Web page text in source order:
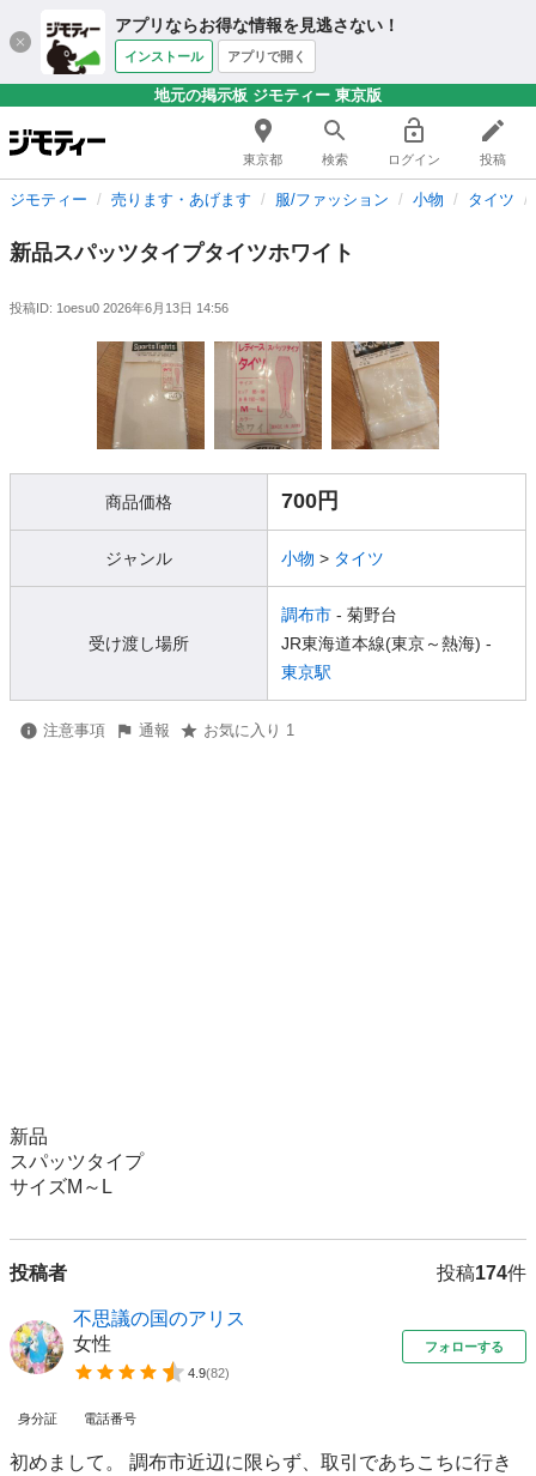
アプリならお得な情報を見逃さない！
インストール アプリで開く
地元の掲示板 ジモティー 東京版
東京都 検索 ログイン 投稿
ジモティー 売ります・あげます 服/ファッション 小物 タイツ
新品スパッツタイプタイツホワイト
投稿ID: 1oesu0 2026年6月13日 14:56
商品価格 700円
ジャンル 小物 > タイツ
受け渡し場所
調布市 - 菊野台
JR東海道本線(東京～熱海) -
東京駅
注意事項 通報 お気に入り 1
新品
スパッツタイプ
サイズM～L
投稿者 投稿174件
不思議の国のアリス
女性
4.9(82)
フォローする
身分証 電話番号
初めまして。 調布市近辺に限らず、取引であちこちに行き